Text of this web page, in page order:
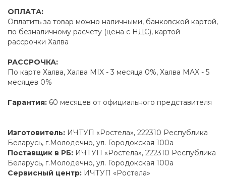
ОПЛАТА:
Оплатить за товар можно наличными, банковской картой,
по безналичному расчету (цена с НДС), картой
рассрочки Халва
РАССРОЧКА:
По карте Халва, Халва MIX - 3 месяца 0%, Халва MAX - 5
месяцев 0%
Гарантия: 60 месяцев от официального представителя
Изготовитель: ИЧТУП «Ростела», 222310 Республика
Беларусь, г.Молодечно, ул. Городокская 100а
Поставщик в РБ: ИЧТУП «Ростела», 222310 Республика
Беларусь, г.Молодечно, ул. Городокская 100а
Сервисный центр: ИЧТУП «Ростела»